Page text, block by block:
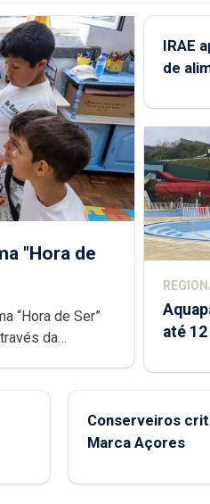
"Hora de
“Hora de Ser”
da
IRAE
de
até
Conserveiros
Marca Açores